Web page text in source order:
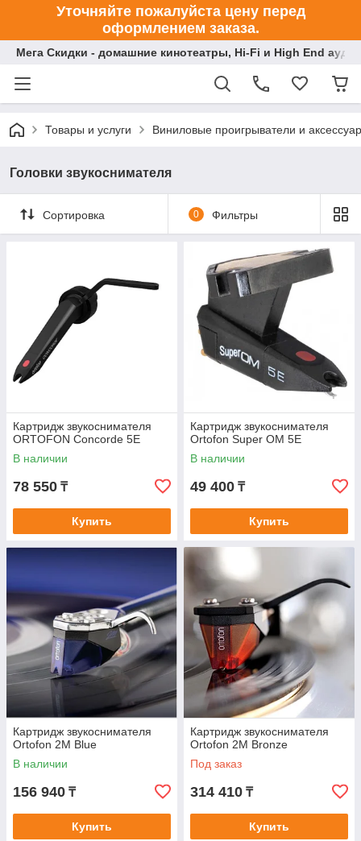
Уточняйте пожалуйста цену перед
оформлением заказа.
Мега Скидки - домашние кинотеатры, Hi-Fi и High End
Товары и услуги Виниловые проигрыватели и
Головки звукоснимателя
Сортировка 0 Фильтры
Картридж звукоснимателя
ORTOFON Concorde 5E
В наличии
78 550 ₸
Купить
Картридж звукоснимателя
Ortofon Super OM 5E
В наличии
49 400 ₸
Купить
Картридж звукоснимателя
Ortofon 2M Blue
В наличии
156 940 ₸
Купить
Картридж звукоснимателя
Ortofon 2M Bronze
Под заказ
314 410 ₸
Купить